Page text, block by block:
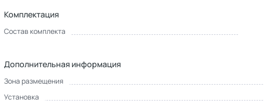
Комплектация
Состав комплекта
Дополнительная информация
Зона размещения
Установка